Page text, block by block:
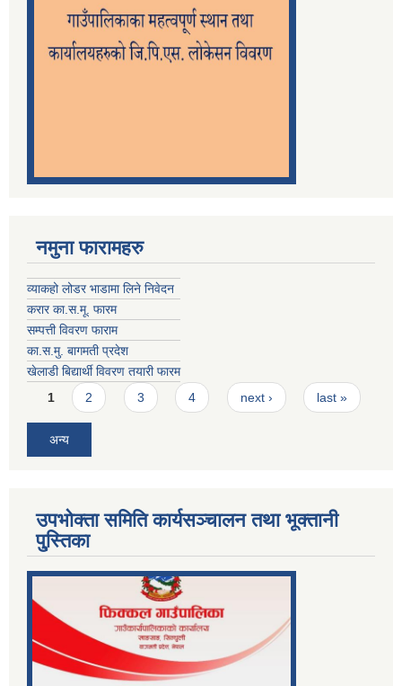
नमुना फारामहरु
व्याकहो लोडर भाडामा लिने निवेदन
करार का.स.मू. फारम
सम्पत्ती विवरण फाराम
का.स.मु. बागमती प्रदेश
खेलाडी बिद्यार्थी विवरण तयारी फारम
Pages
1 2 3 4 next › last »
अन्य
उपभोक्ता समिति कार्यसञ्चालन तथा भूक्तानी
पु्स्तिका